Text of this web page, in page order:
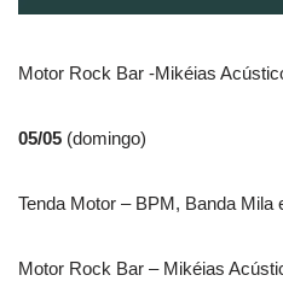
Motor Rock Bar -Mikéias
05/05 (domingo)
Tenda Motor – BPM, Banda Mila
Motor Rock Bar – Mikéias